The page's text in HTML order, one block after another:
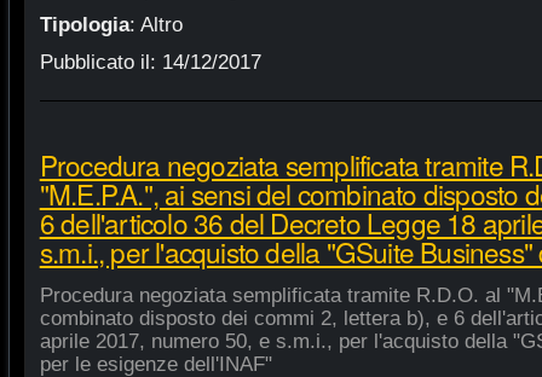
Tipologia: Altro
Pubblicato il: 14/12/2017
Procedura negoziata semplificata tramite
"M.E.P.A.", ai sensi del combinato disposto
6 dell'articolo 36 del Decreto Legge 18
s.m.i., per l'acquisto della "GSuite
Procedura negoziata semplificata tramite R.D.O. al
combinato disposto dei commi 2, lettera b), e 6
aprile 2017, numero 50, e s.m.i., per l'acquisto della
per le esigenze dell'INAF"